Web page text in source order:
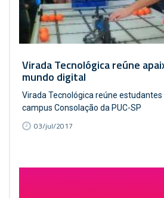
Virada Tecnológica reúne
mundo digital
Virada Tecnológica reúne
campus Consolação da PUC-SP
03/jul/2017